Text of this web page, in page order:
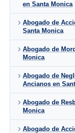
en Santa Monica
Abogado de
Santa Monica
Abogado de
Monica
Abogado de
Ancianos en
Abogado de
Monica
Abogado de